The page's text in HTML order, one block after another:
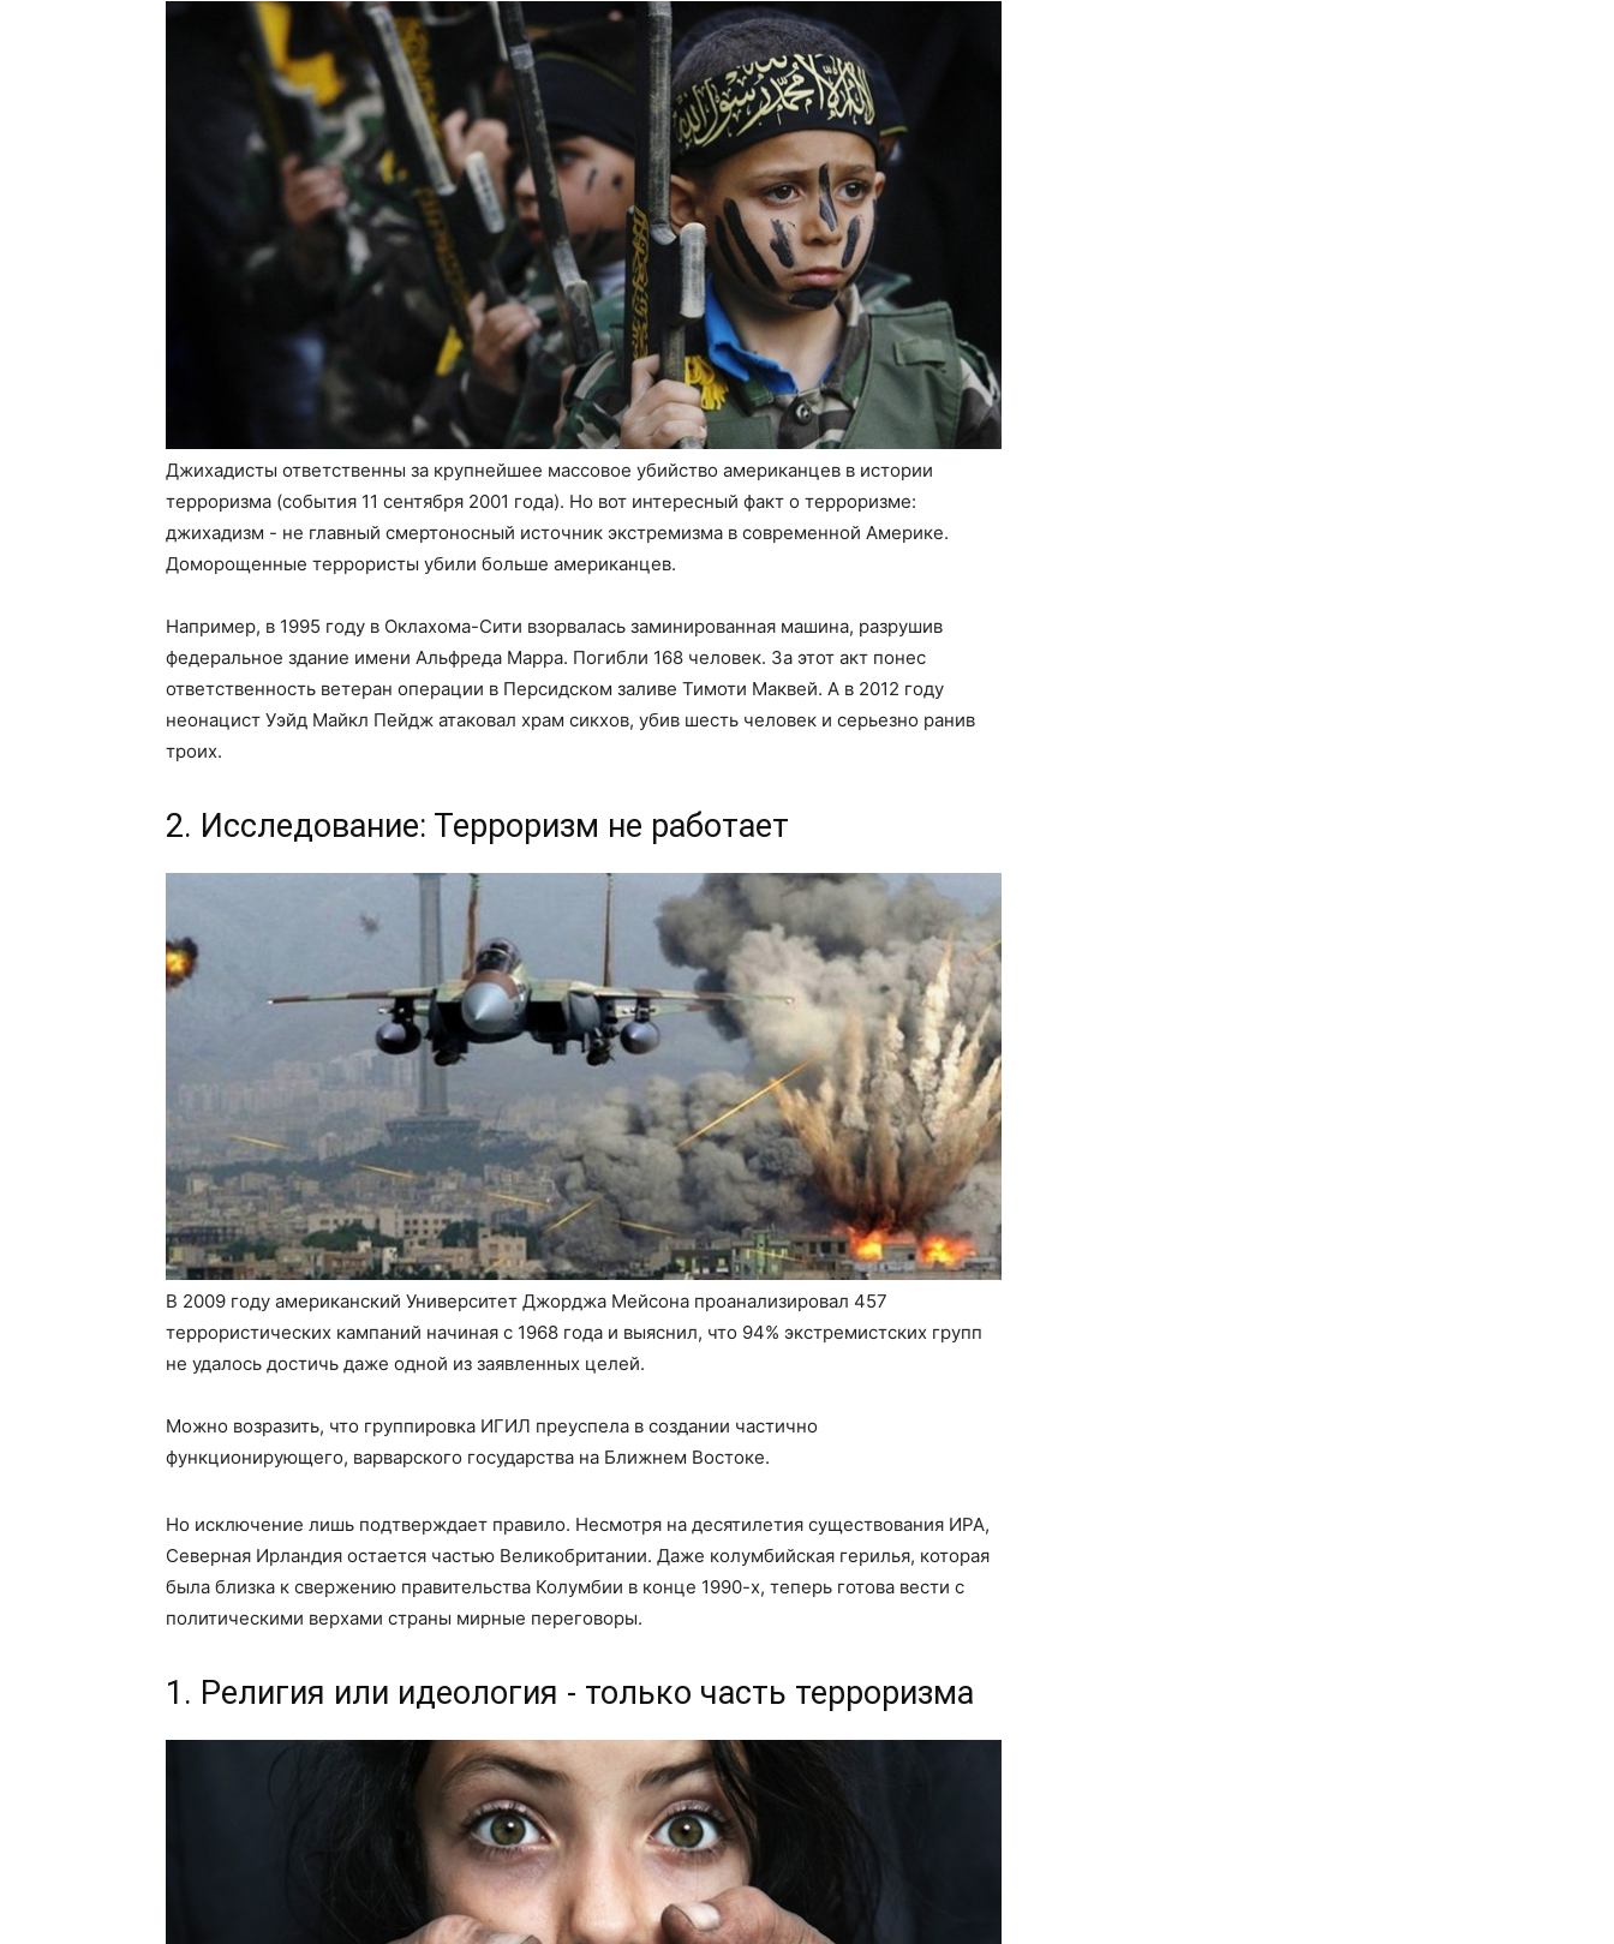
Джихадисты ответственны за крупнейшее массовое убийство американцев в истории
терроризма (события 11 сентября 2001 года). Но вот интересный факт о терроризме:
джихадизм - не главный смертоносный источник экстремизма в современной Америке.
Доморощенные террористы убили больше американцев.
Например, в 1995 году в Оклахома-Сити взорвалась заминированная машина, разрушив
федеральное здание имени Альфреда Марра. Погибли 168 человек. За этот акт понес
ответственность ветеран операции в Персидском заливе Тимоти Маквей. А в 2012 году
неонацист Уэйд Майкл Пейдж атаковал храм сикхов, убив шесть человек и серьезно ранив
троих.
2. Исследование: Терроризм не работает
В 2009 году американский Университет Джорджа Мейсона проанализировал 457
террористических кампаний начиная с 1968 года и выяснил, что 94% экстремистских групп
не удалось достичь даже одной из заявленных целей.
Можно возразить, что группировка ИГИЛ преуспела в создании частично
функционирующего, варварского государства на Ближнем Востоке.
Но исключение лишь подтверждает правило. Несмотря на десятилетия существования ИРА,
Северная Ирландия остается частью Великобритании. Даже колумбийская герилья, которая
была близка к свержению правительства Колумбии в конце 1990-х, теперь готова вести с
политическими верхами страны мирные переговоры.
1. Религия или идеология - только часть терроризма